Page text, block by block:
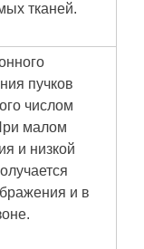
тканей.
пучков
числом
малом
и низкой
и в